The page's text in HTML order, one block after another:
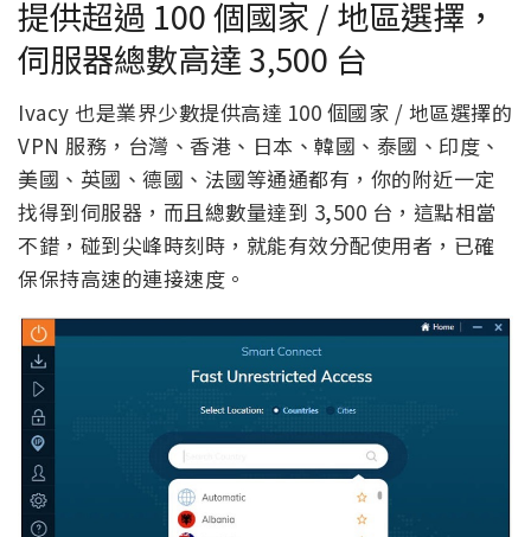
提供超過 100 個國家 / 地區選擇，
伺服器總數高達 3,500 台
Ivacy 也是業界少數提供高達 100 個國家 / 地區選擇的
VPN 服務，台灣、香港、日本、韓國、泰國、印度、
美國、英國、德國、法國等通通都有，你的附近一定
找得到伺服器，而且總數量達到 3,500 台，這點相當
不錯，碰到尖峰時刻時，就能有效分配使用者，已確
保保持高速的連接速度。